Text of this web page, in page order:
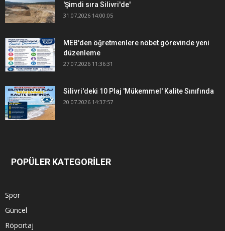
'Şimdi sıra Silivri'de'
31.07.2026 14:00:05
MEB'den öğretmenlere nöbet görevinde yeni
düzenleme
27.07.2026 11:36:31
Silivri'deki 10 Plaj 'Mükemmel' Kalite Sınıfında
20.07.2026 14:37:57
POPÜLER KATEGORİLER
Spor
Güncel
Röportaj